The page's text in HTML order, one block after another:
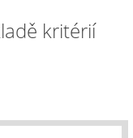
kritérií